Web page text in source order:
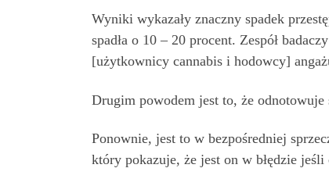
Wyniki wykazały znaczny spadek
spadła o 10 – 20 procent. Zespół
[użytkownicy cannabis i hodowcy]
Drugim powodem jest to, że
Ponownie, jest to w bezpośredniej
który pokazuje, że jest on w błędzie